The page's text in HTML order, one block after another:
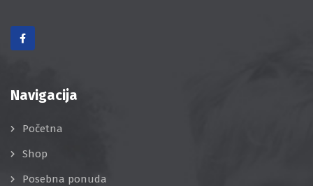
Navigacija
Početna
Shop
Posebna ponuda